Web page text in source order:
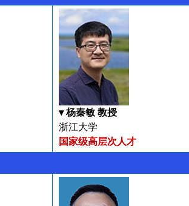
▾ 杨秦敏 教授
浙江大学
国家级高层次人才